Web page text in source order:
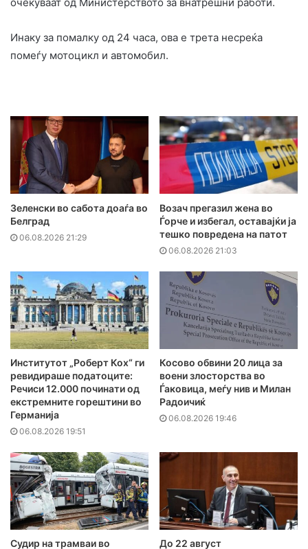
Инаку за помалку од 24 часа, ова е трета несреќа
помеѓу мотоцикл и автомобил.
Зеленски во сабота доаѓа во
Белград
06.08.2026 21:29
Возач прегазил жена во
Ѓорче и избегал, оставајќи ја
тешко повредена на патот
06.08.2026 21:03
Институтот „Роберт Кох“ ги
ревидираше податоците:
Речиси 12.000 починати од
екстремните горештини во
Германија
06.08.2026 19:51
Косово обвини 20 лица за
воени злосторства во
Ѓаковица, меѓу нив и Милан
Радоичиќ
06.08.2026 19:46
Судир на трамваи во
До 22 август